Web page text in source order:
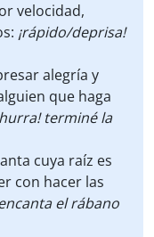
velocidad,
¡rápido/deprisa!
alegría y
que haga
terminé la
cuya raíz es
con hacer las
el rábano